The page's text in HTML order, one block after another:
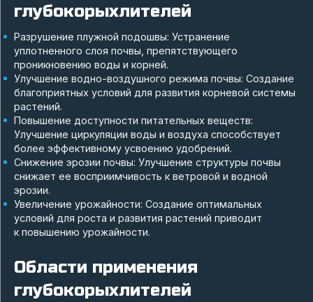
глубокорыхлителей
Разрушение плужной подошвы: Устранение
уплотненного слоя почвы, препятствующего
проникновению воды и корней.
Улучшение водно-воздушного режима почвы: Создание
благоприятных условий для развития корневой системы
растений.
Повышение доступности питательных веществ:
Улучшение циркуляции воды и воздуха способствует
более эффективному усвоению удобрений.
Снижение эрозии почвы: Улучшение структуры почвы
снижает ее восприимчивость к ветровой и водной
эрозии.
Увеличение урожайности: Создание оптимальных
условий для роста и развития растений приводит
к повышению урожайности.
Области применения
глубокорыхлителей